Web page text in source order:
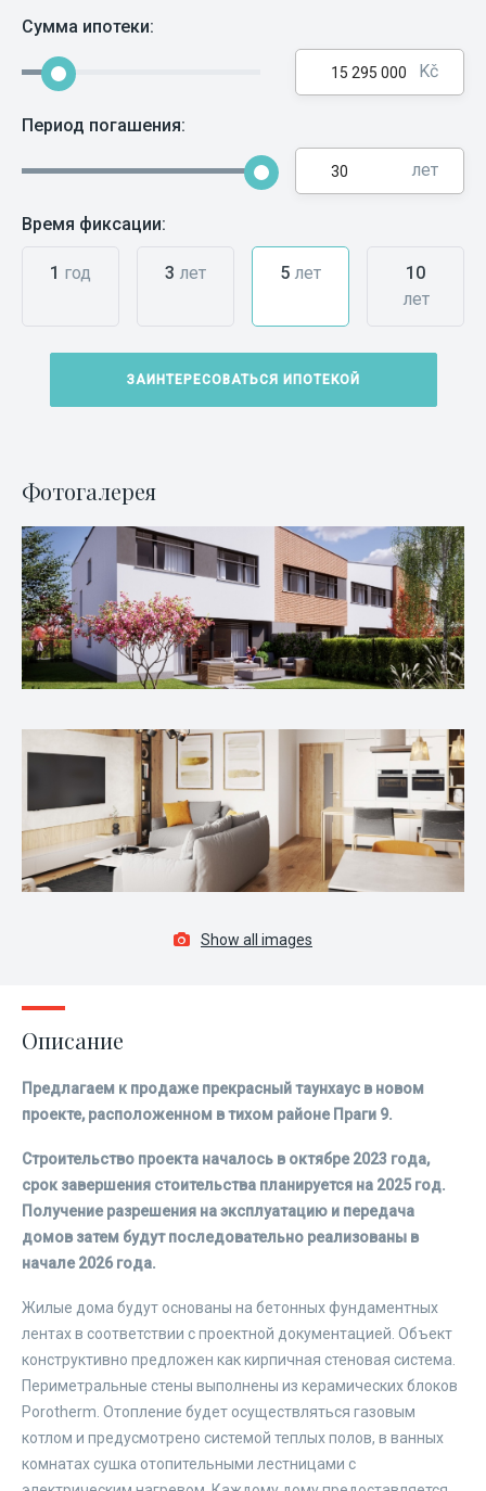
Сумма ипотеки:
Kč
Период погашения:
лет
Время фиксации:
1 год 3 лет 5 лет
10
лет
ЗАИНТЕРЕСОВАТЬСЯ ИПОТЕКОЙ
Фотогалерея
Show all images
Описание
Предлагаем к продаже прекрасный таунхаус в новом
проекте, расположенном в тихом районе Праги 9.
Строительство проекта началось в октябре 2023 года,
срок завершения стоительства планируется на 2025 год.
Получение разрешения на эксплуатацию и передача
домов затем будут последовательно реализованы в
начале 2026 года.
Жилые дома будут основаны на бетонных фундаментных
лентах в соответствии с проектной документацией. Объект
конструктивно предложен как кирпичная стеновая система.
Периметральные стены выполнены из керамических блоков
Porotherm. Отопление будет осуществляться газовым
котлом и предусмотрено системой теплых полов, в ванных
комнатах сушка отопительными лестницами с